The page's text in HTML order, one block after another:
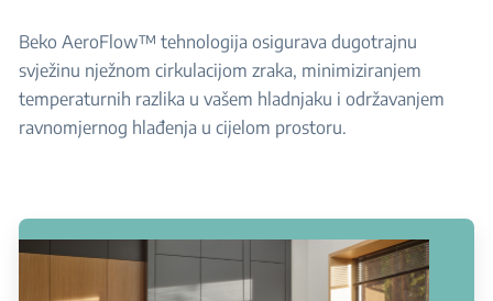
Beko AeroFlow™ tehnologija osigurava dugotrajnu
svježinu nježnom cirkulacijom zraka, minimiziranjem
temperaturnih razlika u vašem hladnjaku i održavanjem
ravnomjernog hlađenja u cijelom prostoru.